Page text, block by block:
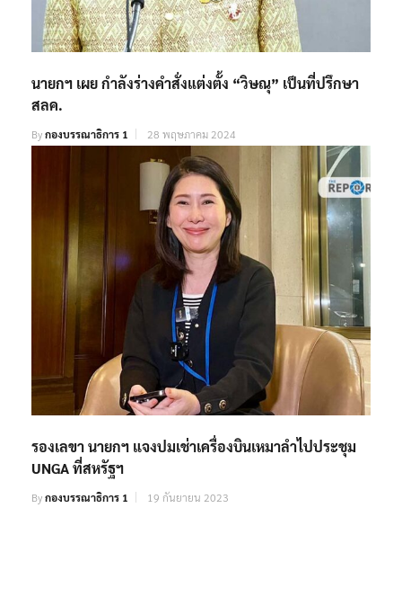
นายกฯ เผย กำลังร่างคำสั่งแต่งตั้ง “วิษณุ” เป็นที่ปรึกษา
สลค.
Byกองบรรณาธิการ 1 28 พฤษภาคม 2024
รองเลขา นายกฯ แจงปมเช่าเครื่องบินเหมาลำไปประชุม
UNGA ที่สหรัฐฯ
Byกองบรรณาธิการ 1 19 กันยายน 2023